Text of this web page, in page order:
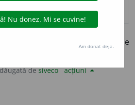
A-și risipi forțele
/<ung.
desiveco acțiuni
Am donat deja.